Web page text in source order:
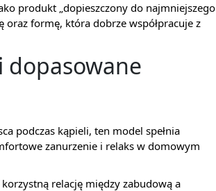
produkt „dopieszczony do najmniejszego
oraz formę, która dobrze współpracuje z
dopasowane
podczas kąpieli, ten model spełnia
zanurzenie i relaks w domowym
relację między zabudową a